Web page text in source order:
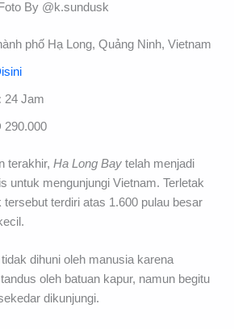
Foto By @k.sundusk
phố Hạ Long, Quảng Ninh, Vietnam
24 Jam
290.000
terakhir,Ha Long Bay telah menjadi
untuk mengunjungi Vietnam. Terletak
tersebut terdiri atas 1.600 pulau besar
dihuni oleh manusia karena
oleh batuan kapur, namun begitu
dikunjungi.